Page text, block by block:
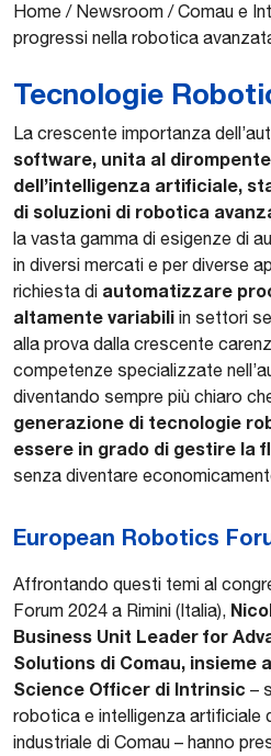
Home / Newsroom /Comau e
progressi nella robotica
Tecnologie
La crescente importanza
software, unita al
dell’intelligenza artificiale,
di soluzioni di robotica
la vasta gamma di esigenze di
in diversi mercati e per diverse
richiesta di automatizzare
altamente variabili in settori
alla prova dalla crescente
competenze specializzate
diventando sempre più chiaro
generazione di tecnologie
essere in grado di gestire la
senza diventare
European Robotics
Affrontando questi temi al
Forum 2024 a Rimini (Italia),
Business Unit Leader for
Solutions di Comau, insieme a
Science Officer di Intrinsic –
robotica e intelligenza artificiale
industriale di Comau – hanno